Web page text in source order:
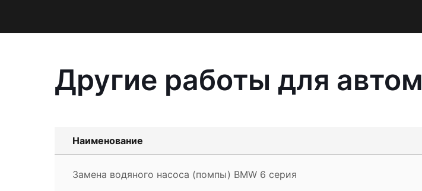
Другие работы для
Наименование
Замена водяного насоса (помпы) BMW 6 серия